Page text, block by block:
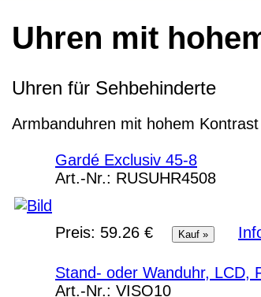
Uhren mit
Uhren für Sehbehinderte
Armbanduhren mit hohem Kontrast
Gardé Exclusiv 45-8
Art.-Nr.: RUSUHR4508
Preis: 59.26 €
Stand- oder Wanduhr, LCD,
Art.-Nr.: VISO10